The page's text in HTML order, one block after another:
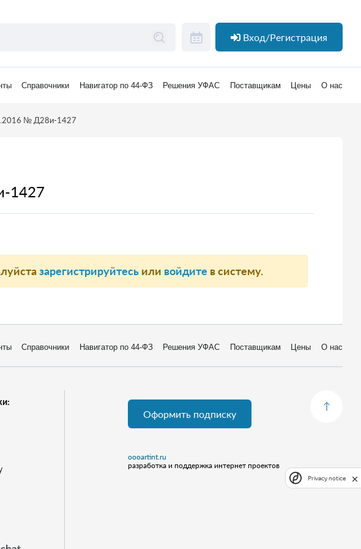
Вход/Регистрация
Справочники Навигатор по 44-ФЗ Решения УФАС Поставщикам Цены О нас
№ Д28и-1427
1427
зарегистрируйтесьили войдите в систему.
Справочники Навигатор по 44-ФЗ Решения УФАС Поставщикам Цены О нас
Оформить подписку
oooartint.ru
разработка и поддержка интернет проектов
Privacy notice